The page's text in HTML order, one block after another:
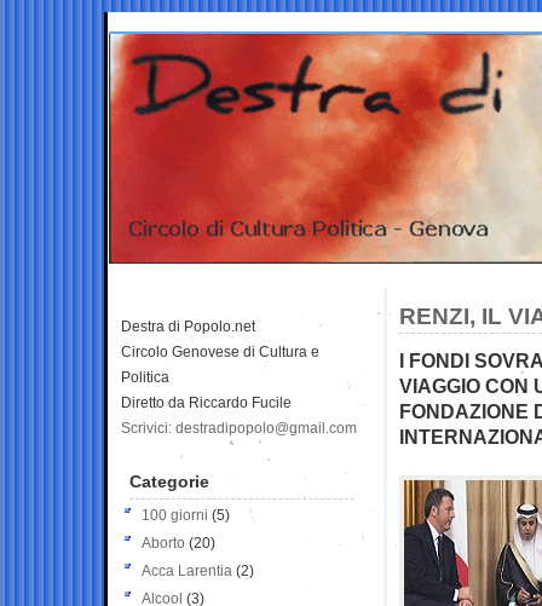
RENZI, IL
I FONDI
VIAGGIO CON
FONDAZIONE
Destra di Popolo.net
Circolo Genovese di Cultura e
Politica
Diretto da Riccardo Fucile
Scrivici: destradipopolo@gmail.com
Categorie
100 giorni (5)
Aborto (20)
Acca Larentia (2)
Alcool (3)